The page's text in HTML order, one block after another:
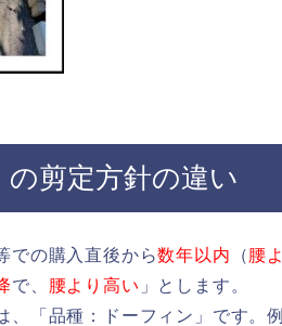
の剪定方針の違い
での購入直後から数年以内 （腰
で、 腰より高い 」とします。
、「品種：ドーフィン」です。